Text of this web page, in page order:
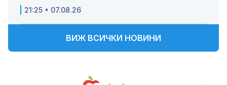
21:25 • 07.08.26
ВИЖ ВСИЧКИ НОВИНИ